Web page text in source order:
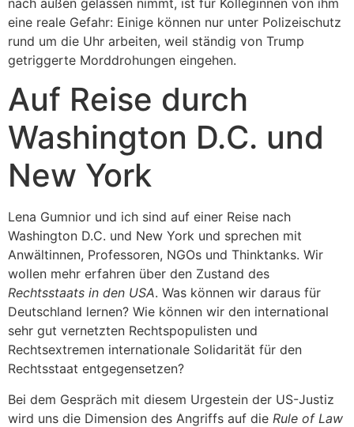
eine reale Gefahr: Einige können nur unter Polizeischutz
rund um die Uhr arbeiten, weil ständig von Trump
getriggerte Morddrohungen eingehen.
Auf Reise durch
Washington D.C. und
New York
Lena Gumnior und ich sind auf einer Reise nach
Washington D.C. und New York und sprechen mit
Anwältinnen, Professoren, NGOs und Thinktanks. Wir
wollen mehr erfahren über den Zustand des
Rechtsstaats in den USA. Was können wir daraus für
Deutschland lernen? Wie können wir den international
sehr gut vernetzten Rechtspopulisten und
Rechtsextremen internationale Solidarität für den
Rechtsstaat entgegensetzen?
Bei dem Gespräch mit diesem Urgestein der US-Justiz
wird uns die Dimension des Angriffs auf die Rule of Law